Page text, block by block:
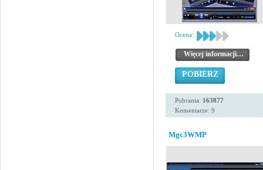
Ocena:
Więcej informacji…
POBIERZ
Pobrania: 163877
Komentarze: 9
Mgc3WMP